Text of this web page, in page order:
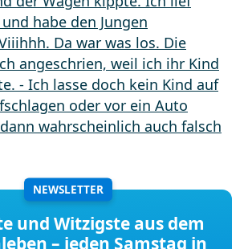
NEWSLETTER
und Witzigste aus dem
– jeden Samstag in